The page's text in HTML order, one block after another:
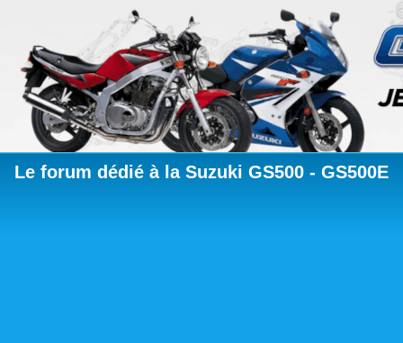
Le forum dédié à la Suzuki GS500 - GS500E